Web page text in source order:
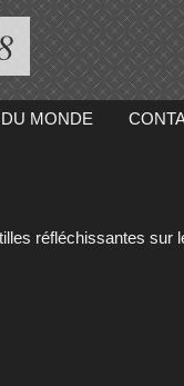
MONDE
réfléchissantes sur